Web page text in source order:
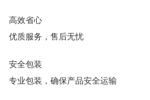
高效省心
优质服务，售后无忧
安全包装
专业包装，确保产品安全运输